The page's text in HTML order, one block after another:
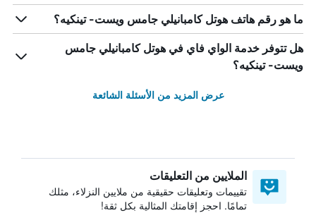
ما هو رقم هاتف هوتل كامبانيلي جامس ويست- تينكيه؟
هل تتوفر خدمة الواي فاي في هوتل كامبانيلي جامس
ويست- تينكيه؟
عرض المزيد من الأسئلة الشائعة
الملايين من التعليقات
تقييمات وتعليقات حقيقية من ملايين النزلاء، مثلك
تمامًا. احجز إقامتك المثالية بكل ثقة!